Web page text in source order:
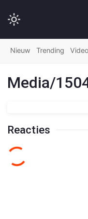
Nieuw Trending
Media/
Reacties